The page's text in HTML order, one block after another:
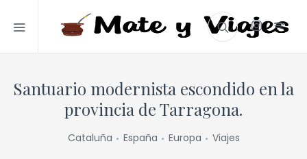
Santuario modernista escondido en la
provincia de Tarragona.
Cataluña España Europa Viajes